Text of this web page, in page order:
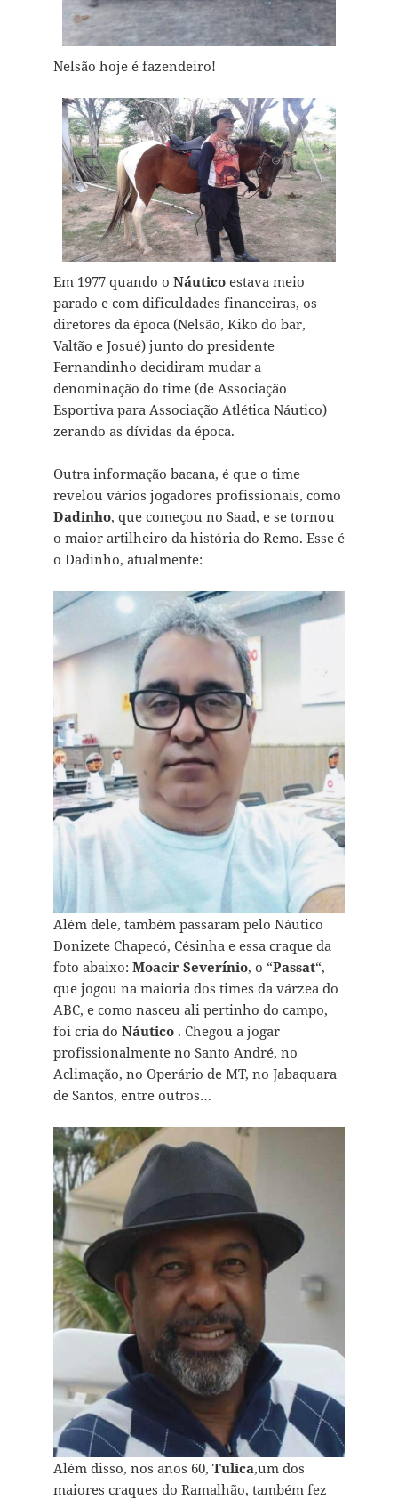
Nelsão hoje é fazendeiro!
Em 1977 quando o Náuticoestava meio
parado e com dificuldades financeiras, os
diretores da época (Nelsão, Kiko do bar,
Valtão e Josué) junto do presidente
Fernandinho decidiram mudar a
denominação do time (de Associação
Esportiva para Associação Atlética Náutico)
zerando as dívidas da época.
Outra informação bacana, é que o time
revelou vários jogadores profissionais, como
Dadinho, que começou no Saad, e se tornou
o maior artilheiro da história do Remo. Esse é
o Dadinho, atualmente:
Além dele, também passaram pelo Náutico
Donizete Chapecó, Césinha e essa craque da
foto abaixo: Moacir Severínio, o “Passat“,
que jogou na maioria dos times da várzea do
ABC, e como nasceu ali pertinho do campo,
foi cria do Náutico. Chegou a jogar
profissionalmente no Santo André, no
Aclimação, no Operário de MT, no Jabaquara
de Santos, entre outros…
Além disso, nos anos 60, Tulica,um dos
maiores craques do Ramalhão, também fez